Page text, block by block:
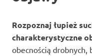
Rozpoznaj łupież
charakterystyczne
obecnością drobnych,